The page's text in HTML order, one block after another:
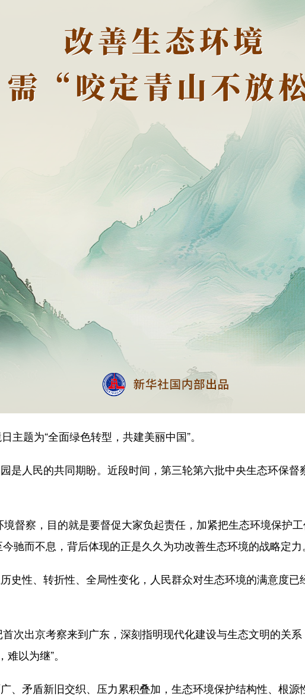
题为“全面绿色转型，共建美丽中国”。
人民的共同期盼。近段时间，第三轮第六批中央生态环保督
察，目的就是要督促大家负起责任，加紧把生态环境保护
驰而不息，背后体现的正是久久为功改善生态环境的战略定力。
性、转折性、全局性变化，人民群众对生态环境的满意度已
出京考察来到广东，深刻指明现代化建设与生态文明的关系
以为继”。
矛盾新旧交织、压力累积叠加，生态环境保护结构性、根源